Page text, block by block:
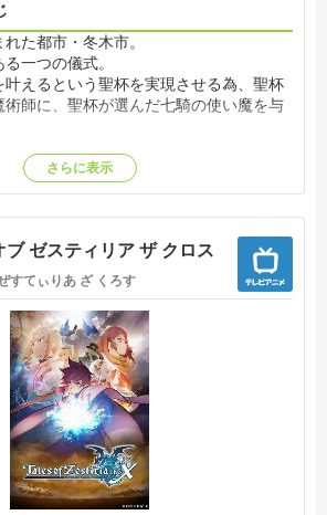
た都市・冬木市。
一つの儀式。
えるという聖杯を実現させる為、聖杯
術師に、聖杯が選んだ七騎の使い魔を与
"
を被った使い魔一人と契約し、七組
後の一組となるまで殺し合いを繰り広げ
」。
』
するシナリオ。
家に育った凛は、亡き父への想いと共に
ァントを召喚し、聖杯戦争に参加する。
女は同じ高校に通う衛宮士郎が戦いに巻
づき、思いがけず瀕死の彼を助けてしま
セイバーのサーヴァントを召喚した士郎
さらに表示
ブ ゼスティリア ザ クロス
すてぃりあ ざ くろす